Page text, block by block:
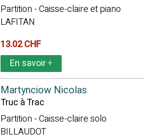
Partition - Caisse-claire et piano
LAFITAN
13.02 CHF
En savoir+
Martynciow Nicolas
Truc à Trac
Partition - Caisse-claire solo
BILLAUDOT